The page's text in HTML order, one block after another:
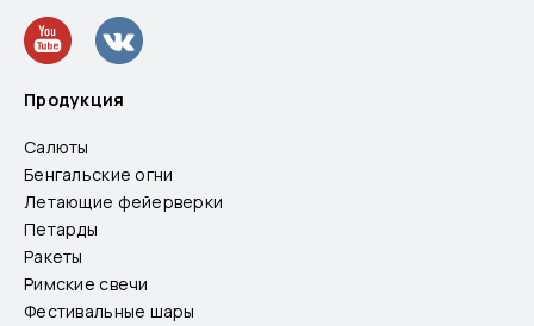
Продукция
Салюты
Бенгальские огни
Летающие фейерверки
Петарды
Ракеты
Римские свечи
Фестивальные шары